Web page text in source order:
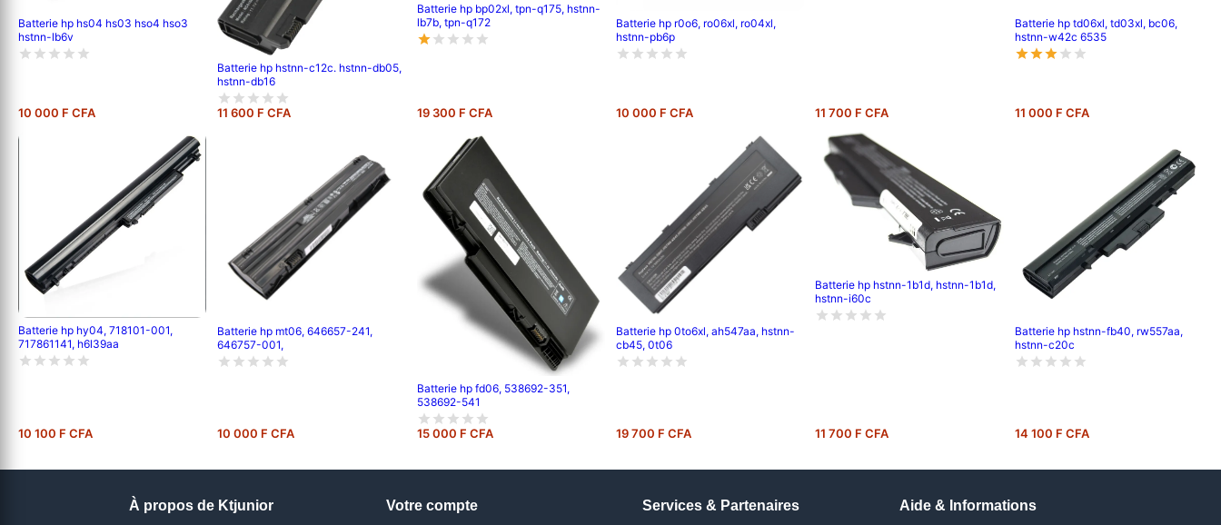
Batterie hp hs04 hs03 hso4 hso3
hstnn-lb6v
10 000 F CFA
Batterie hp hstnn-c12c. hstnn-db05,
hstnn-db16
11 600 F CFA
Batterie hp bp02xl, tpn-q175, hstnn-
lb7b, tpn-q172
19 300 F CFA
Batterie hp r0o6, ro06xl, ro04xl,
hstnn-pb6p
10 000 F CFA 11 700 F CFA
Batterie hp td06xl, td03xl, bc06,
hstnn-w42c 6535
11 000 F CFA
Batterie hp hy04, 718101-001,
717861141, h6l39aa
10 100 F CFA
Batterie hp mt06, 646657-241,
646757-001,
10 000 F CFA
Batterie hp fd06, 538692-351,
538692-541
15 000 F CFA
Batterie hp 0to6xl, ah547aa, hstnn-
cb45, 0t06
19 700 F CFA
Batterie hp hstnn-1b1d, hstnn-1b1d,
hstnn-i60c
11 700 F CFA
Batterie hp hstnn-fb40, rw557aa,
hstnn-c20c
14 100 F CFA
À propos de Ktjunior Votre compte Services & Partenaires Aide & Informations